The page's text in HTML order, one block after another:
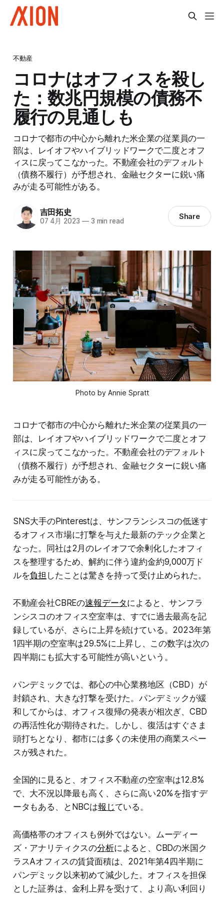
不動産
コロナはオフィスを殺し
た：数兆円規模の債務不
履行の見通しも
コロナで都市の中心から離れた米企業の従業員の一
部は、レイオフやハイブリッドワークで二度とオフ
ィスに戻ってこなかった。不動産会社のデフォルト
（債務不履行）が予想され、金融セクターに鋭い痛
みが走る可能性がある。
吉田拓史
07 4月 2023 —3 min read Share
Photo by Annie Spratt
コロナで都市の中心から離れた米企業の従業員の一
部は、レイオフやハイブリッドワークで二度とオフ
ィスに戻ってこなかった。不動産会社のデフォルト
（債務不履行）が予想され、金融セクターに鋭い痛
みが走る可能性がある。
SNS大手のPinterestは、サンフランシスコの低迷す
るオフィス市場に打撃を与えた最新のテック企業と
なった。同社は2月のレイオフで余剰化したオフィ
スを整理するため、解約に伴う違約金約9,000万ド
ルを負担 したことは驚きを持って受け止められた。
不動産会社CBREの速報データ によると、サンフラ
ンシスコのオフィス空室率は、すでに過去最高を記
録しているが、さらに上昇を続けている。2023年第
1四半期の空室率は29.5%に上昇し、この数字は次の
四半期にも拡大する可能性が高いという。
パンデミックでは、都心の中心業務地区（CBD）が
封鎖され、大きな打撃を受けた。パンデミックが緩
和してからは、オフィス復帰の発表が相次ぎ、CBD
の再活性化が期待された。しかし、復活はすぐさま
頭打ちとなり、都市には多くの未使用の商業スペー
スが残された。
全国的に見ると、オフィス不動産の空室率は12.8%
で、大不況以降最も高く、さらに高い20%を指すデ
ータもある、とNBCは報じている。
高価格帯のオフィスも例外ではない。ムーディー
ズ・アナリティクスの分析によると、CBDの米国ク
ラスAオフィスの賃貸面積は、2021年第4四半期に
パンデミック以来初めて減少した。オフィスを担保
とした証券は、金利上昇を受けて、より高い利回り